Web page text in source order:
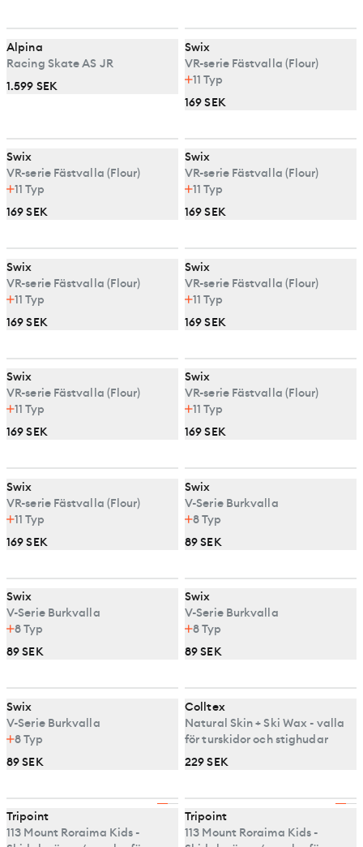
Alpina
Racing Skate AS JR
1.599 SEK
Swix
VR-serie Fästvalla (Flour)
11 Typ
169 SEK
Swix
VR-serie Fästvalla (Flour)
11 Typ
169 SEK
Swix
VR-serie Fästvalla (Flour)
11 Typ
169 SEK
Swix
VR-serie Fästvalla (Flour)
11 Typ
169 SEK
Swix
VR-serie Fästvalla (Flour)
11 Typ
169 SEK
Swix
VR-serie Fästvalla (Flour)
11 Typ
169 SEK
Swix
VR-serie Fästvalla (Flour)
11 Typ
169 SEK
Swix
VR-serie Fästvalla (Flour)
11 Typ
169 SEK
Swix
V-Serie Burkvalla
8Typ
89 SEK
Swix
V-Serie Burkvalla
8Typ
89 SEK
Swix
V-Serie Burkvalla
8Typ
89 SEK
Swix
V-Serie Burkvalla
8Typ
89 SEK
Colltex
Natural Skin + Ski Wax - valla
för turskidor och stighudar
229 SEK
Tripoint
113 Mount Roraima Kids -
Tripoint
113 Mount Roraima Kids -